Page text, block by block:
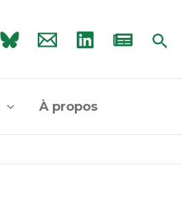
À propos